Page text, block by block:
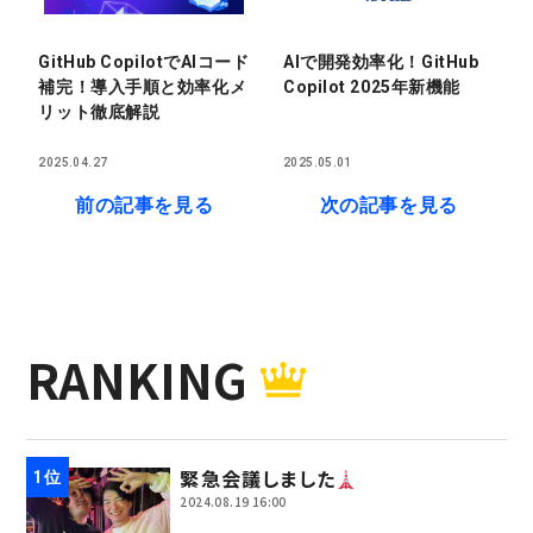
GitHub CopilotでAIコード
補完！導入手順と効率化メ
リット徹底解説
2025.04.27
前の記事を見る
AIで開発効率化！GitHub
Copilot 2025年新機能
2025.05.01
次の記事を見る
RANKING
緊急会議しました
2024.08.19 16:00